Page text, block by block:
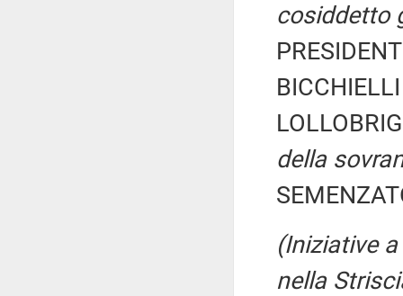
cosiddetto
della
(Iniziative
nella